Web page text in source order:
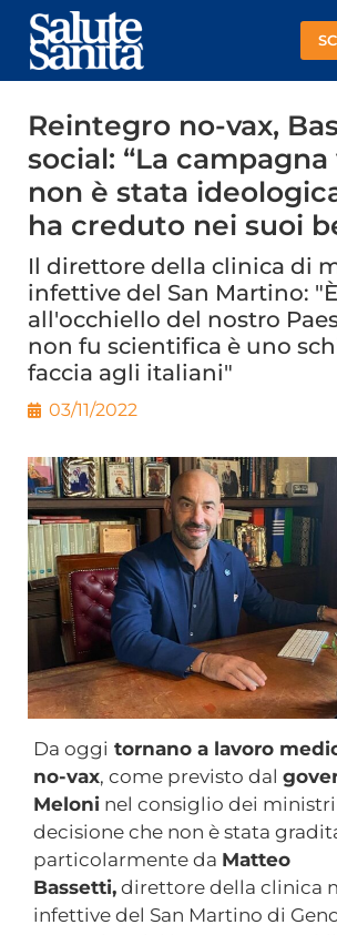
Reintegro no-vax,
social: “La
non è stata
ha creduto nei suoi
Il direttore della clinica di
infettive del San Martino:
all'occhiello del nostro
non fu scientifica è uno
faccia agli italiani"
03/11/2022
Da oggi tornano a lavoro
no-vax, come previsto dal
Meloni nel consiglio dei ministri
decisione che non è stata
particolarmente da Matteo
Bassetti, direttore della clinica
infettive del San Martino di